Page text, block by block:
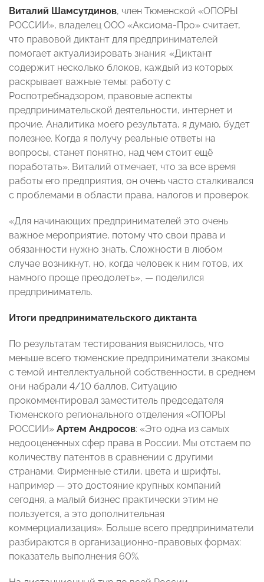
Виталий Шамсутдинов, член Тюменской «ОПОРЫ
РОССИИ», владелец ООО «Аксиома-Про» считает,
что правовой диктант для предпринимателей
помогает актуализировать знания: «Диктант
содержит несколько блоков, каждый из которых
раскрывает важные темы: работу с
Роспотребнадзором, правовые аспекты
предпринимательской деятельности, интернет и
прочие. Аналитика моего результата, я думаю, будет
полезнее. Когда я получу реальные ответы на
вопросы, станет понятно, над чем стоит ещё
поработать». Виталий отмечает, что за все время
работы его предприятия, он очень часто сталкивался
с проблемами в области права, налогов и проверок.
«Для начинающих предпринимателей это очень
важное мероприятие, потому что свои права и
обязанности нужно знать. Сложности в любом
случае возникнут, но, когда человек к ним готов, их
намного проще преодолеть», — поделился
предприниматель.
Итоги предпринимательского диктанта
По результатам тестирования выяснилось, что
меньше всего тюменские предприниматели знакомы
с темой интеллектуальной собственности, в среднем
они набрали 4/10 баллов. Ситуацию
прокомментировал заместитель председателя
Тюменского регионального отделения «ОПОРЫ
РОССИИ» Артем Андросов: «Это одна из самых
недооцененных сфер права в России. Мы отстаем по
количеству патентов в сравнении с другими
странами. Фирменные стили, цвета и шрифты,
например — это достояние крупных компаний
сегодня, а малый бизнес практически этим не
пользуется, а это дополнительная
коммерциализация». Больше всего предприниматели
разбираются в организационно-правовых формах:
показатель выполнения 60%.